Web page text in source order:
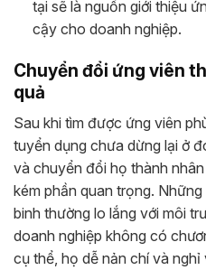
tại sẽ là nguồn giới thiệu
cậy cho doanh nghiệp.
Chuyển đổi ứng viên
quả
Sau khi tìm được ứng viên
tuyển dụng chưa dừng lại ở
và chuyển đổi họ thành
kém phần quan trọng.
binh thường lo lắng với môi
doanh nghiệp không có
cụ thể, họ dễ nản chí và